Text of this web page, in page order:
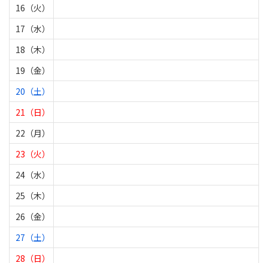
16（火）
17（水）
18（木）
19（金）
20（土）
21（日）
22（月）
23（火）
24（水）
25（木）
26（金）
27（土）
28（日）